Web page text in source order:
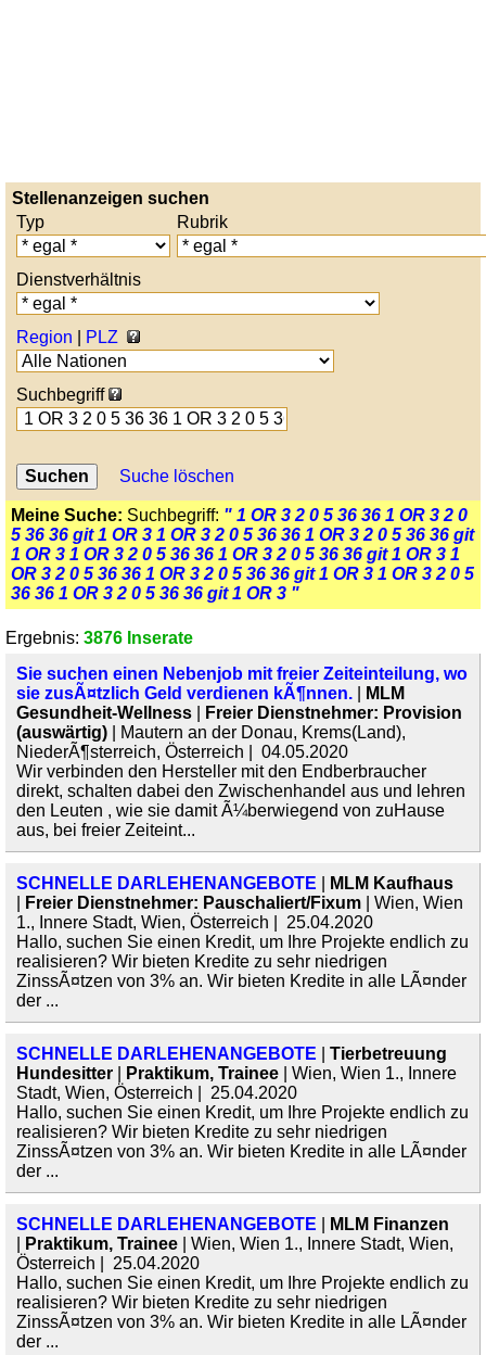
Stellenanzeigen suchen
Typ
Rubrik
Dienstverhältnis
Region PLZ
Suchbegriff
Suche löschen
Meine Suche: Suchbegriff: " 1 OR 3 2 0 5 36 36 1 OR 3 2 0
5 36 36 git 1 OR 3 1 OR 3 2 0 5 36 36 1 OR 3 2 0 5 36 36 git
1 OR 3 1 OR 3 2 0 5 36 36 1 OR 3 2 0 5 36 36 git 1 OR 3 1
OR 3 2 0 5 36 36 1 OR 3 2 0 5 36 36 git 1 OR 3 1 OR 3 2 0 5
36 36 1 OR 3 2 0 5 36 36 git 1 OR 3 "
Ergebnis: 3876 Inserate
Sie suchen einen Nebenjob mit freier Zeiteinteilung, wo
sie zusÃ¤tzlich Geld verdienen kÃ¶nnen.
MLM
Gesundheit-Wellness
Freier Dienstnehmer: Provision
(auswärtig) | Mautern an der Donau, Krems(Land),
NiederÃ¶sterreich, Österreich | 04.05.2020
Wir verbinden den Hersteller mit den Endberbraucher
direkt, schalten dabei den Zwischenhandel aus und lehren
den Leuten , wie sie damit Ã¼berwiegend von zuHause
aus, bei freier Zeiteint...
SCHNELLE DARLEHENANGEBOTE
MLM Kaufhaus
Freier Dienstnehmer: Pauschaliert/Fixum | Wien, Wien
1., Innere Stadt, Wien, Österreich | 25.04.2020
Hallo, suchen Sie einen Kredit, um Ihre Projekte endlich zu
realisieren? Wir bieten Kredite zu sehr niedrigen
ZinssÃ¤tzen von 3% an. Wir bieten Kredite in alle LÃ¤nder
der ...
SCHNELLE DARLEHENANGEBOTE
Tierbetreuung
Hundesitter
Praktikum, Trainee | Wien, Wien 1., Innere
Stadt, Wien, Österreich | 25.04.2020
Hallo, suchen Sie einen Kredit, um Ihre Projekte endlich zu
realisieren? Wir bieten Kredite zu sehr niedrigen
ZinssÃ¤tzen von 3% an. Wir bieten Kredite in alle LÃ¤nder
der ...
SCHNELLE DARLEHENANGEBOTE
MLM Finanzen
Praktikum, Trainee | Wien, Wien 1., Innere Stadt, Wien,
Österreich | 25.04.2020
Hallo, suchen Sie einen Kredit, um Ihre Projekte endlich zu
realisieren? Wir bieten Kredite zu sehr niedrigen
ZinssÃ¤tzen von 3% an. Wir bieten Kredite in alle LÃ¤nder
der ...